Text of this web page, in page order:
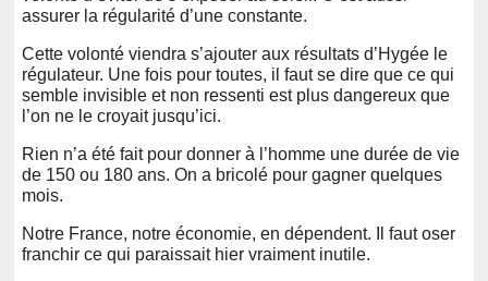
assurer la régularité d’une constante.
Cette volonté viendra s’ajouter aux résultats d’Hygée le
régulateur. Une fois pour toutes, il faut se dire que ce qui
semble invisible et non ressenti est plus dangereux que
l’on ne le croyait jusqu’ici.
Rien n’a été fait pour donner à l’homme une durée de vie
de 150 ou 180 ans. On a bricolé pour gagner quelques
mois.
Notre France, notre économie, en dépendent. Il faut oser
franchir ce qui paraissait hier vraiment inutile.